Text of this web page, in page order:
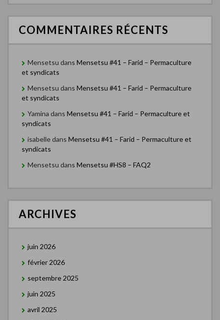
COMMENTAIRES RÉCENTS
Mensetsu dans Mensetsu #41 – Farid – Permaculture
et syndicats
Mensetsu dans Mensetsu #41 – Farid – Permaculture
et syndicats
Yamina dans Mensetsu #41 – Farid – Permaculture et
syndicats
isabelledans Mensetsu #41 – Farid – Permaculture et
syndicats
Mensetsu dans Mensetsu #HS8 – FAQ2
ARCHIVES
juin 2026
février 2026
septembre 2025
juin 2025
avril 2025